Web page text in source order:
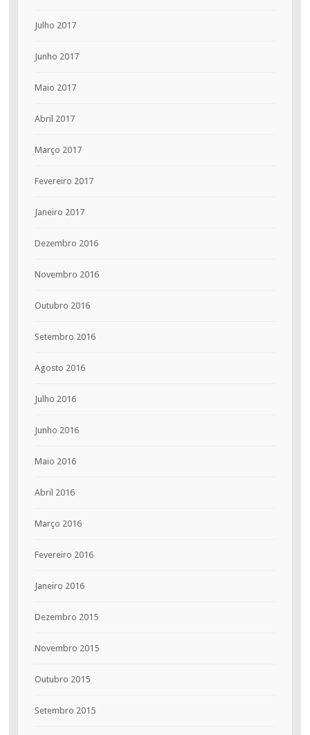
Julho 2017
Junho 2017
Maio 2017
Abril 2017
Março 2017
Fevereiro 2017
Janeiro 2017
Dezembro 2016
Novembro 2016
Outubro 2016
Setembro 2016
Agosto 2016
Julho 2016
Junho 2016
Maio 2016
Abril 2016
Março 2016
Fevereiro 2016
Janeiro 2016
Dezembro 2015
Novembro 2015
Outubro 2015
Setembro 2015